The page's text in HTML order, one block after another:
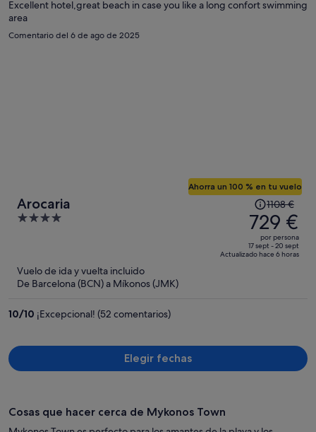
persona
Excellent hotel,great beach in case you like a long confort swimming
area
Comentario del 6 de ago de 2025
Arocaria
4
Ahorra un 100 % en tu vuelo
El
precio
era
de
1108 €,
persona
1108 €
729 €
por persona
17 sept - 20 sept
Actualizado hace 6 horas
Vuelo de ida y vuelta incluido
De Barcelona (BCN) a Míkonos (JMK)
10/10 ¡Excepcional! (52 comentarios)
Elegir fechas
Cosas que hacer cerca de Mykonos Town